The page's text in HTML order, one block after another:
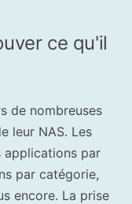
ce qu'il
de nombreuses
leur NAS. Les
applications par
par catégorie,
encore. La prise